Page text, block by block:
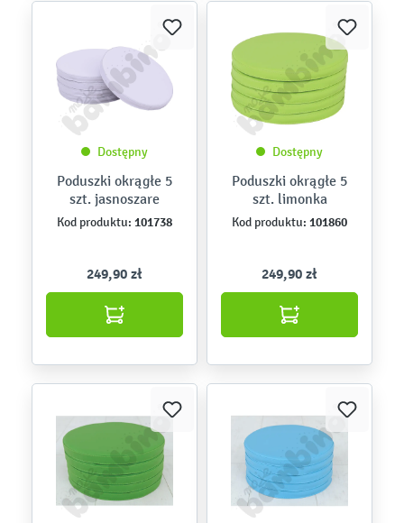
Dostępny
Poduszki okrągłe 5
szt. jasnoszare
Kod produktu: 101738
249,90 zł
Dostępny
Poduszki okrągłe 5
szt. limonka
Kod produktu: 101860
249,90 zł